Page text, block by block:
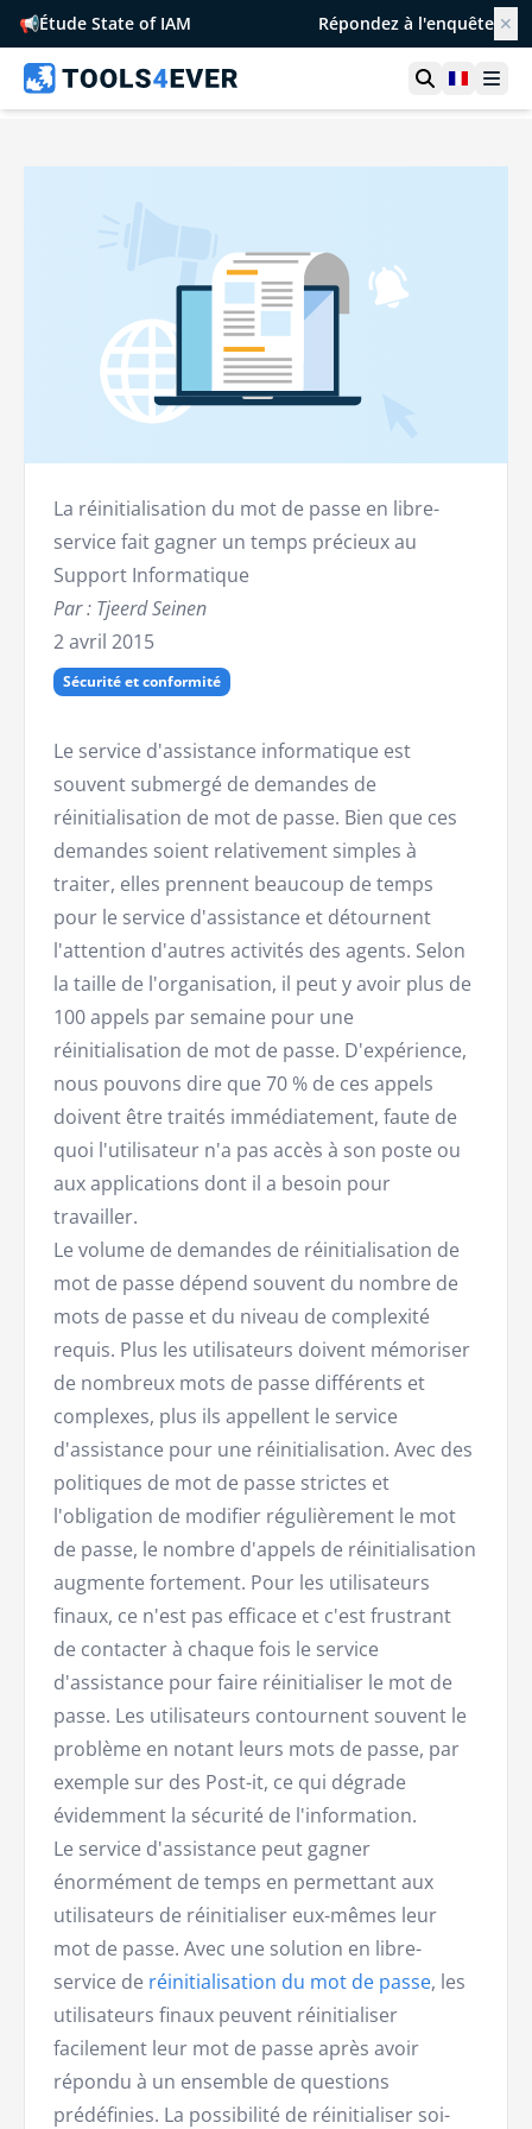
📢Étude State of IAM Répondez à l'enquête ✕
Ouvrir la
France
La réinitialisation du mot de passe en libre-
service fait gagner un temps précieux au
Support Informatique
Par : Tjeerd Seinen
2 avril 2015
Sécurité et conformité
Le service d'assistance informatique est
souvent submergé de demandes de
réinitialisation de mot de passe. Bien que ces
demandes soient relativement simples à
traiter, elles prennent beaucoup de temps
pour le service d'assistance et détournent
l'attention d'autres activités des agents. Selon
la taille de l'organisation, il peut y avoir plus de
100 appels par semaine pour une
réinitialisation de mot de passe. D'expérience,
nous pouvons dire que 70 % de ces appels
doivent être traités immédiatement, faute de
quoi l'utilisateur n'a pas accès à son poste ou
aux applications dont il a besoin pour
travailler.
Le volume de demandes de réinitialisation de
mot de passe dépend souvent du nombre de
mots de passe et du niveau de complexité
requis. Plus les utilisateurs doivent mémoriser
de nombreux mots de passe différents et
complexes, plus ils appellent le service
d'assistance pour une réinitialisation. Avec des
politiques de mot de passe strictes et
l'obligation de modifier régulièrement le mot
de passe, le nombre d'appels de réinitialisation
augmente fortement. Pour les utilisateurs
finaux, ce n'est pas efficace et c'est frustrant
de contacter à chaque fois le service
d'assistance pour faire réinitialiser le mot de
passe. Les utilisateurs contournent souvent le
problème en notant leurs mots de passe, par
exemple sur des Post-it, ce qui dégrade
évidemment la sécurité de l'information.
Le service d'assistance peut gagner
énormément de temps en permettant aux
utilisateurs de réinitialiser eux-mêmes leur
mot de passe. Avec une solution en libre-
service de réinitialisation du mot de passe, les
utilisateurs finaux peuvent réinitialiser
facilement leur mot de passe après avoir
répondu à un ensemble de questions
prédéfinies. La possibilité de réinitialiser soi-